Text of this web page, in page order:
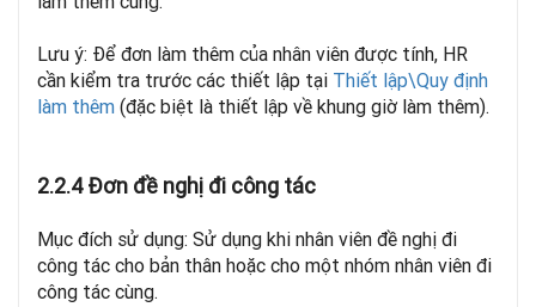
Lưu ý: Để đơn làm thêm của nhân viên được tính, HR
cần kiểm tra trước các thiết lập tại Thiết lập\Quy định
làm thêm (đặc biệt là thiết lập về khung giờ làm thêm).
2.2.4 Đơn đề nghị đi công tác
Mục đích sử dụng: Sử dụng khi nhân viên đề nghị đi
công tác cho bản thân hoặc cho một nhóm nhân viên đi
công tác cùng.